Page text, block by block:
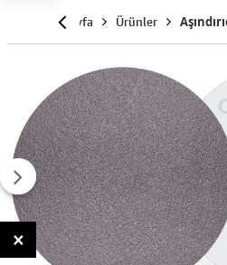
Anasayfa Ürünler
×